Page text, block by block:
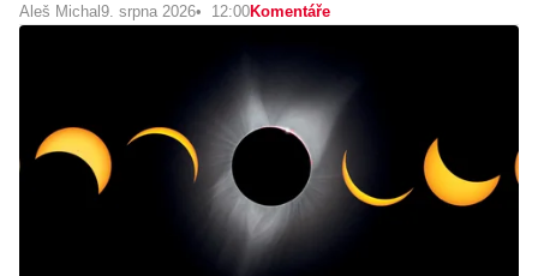
Aleš Michal 9. srpna 2026 12:00Komentáře